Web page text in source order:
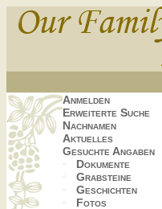
Anmelden
Erweiterte Suche
Nachnamen
Aktuelles
Gesuchte Angaben
Dokumente
Grabsteine
Geschichten
Fotos